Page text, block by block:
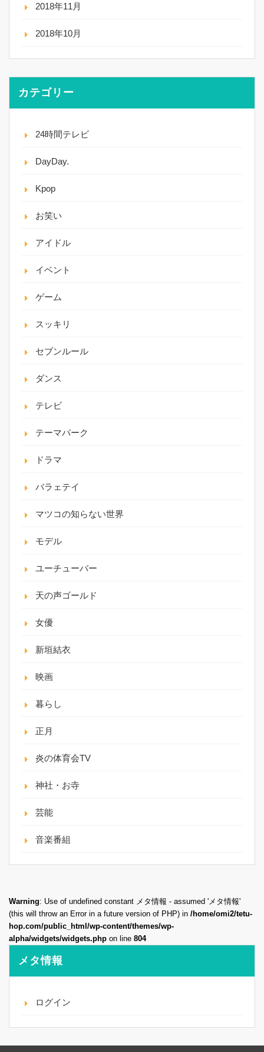
2018年11月
2018年10月
カテゴリー
24時間テレビ
DayDay.
Kpop
お笑い
アイドル
イベント
ゲーム
スッキリ
セブンルール
ダンス
テレビ
テーマパーク
ドラマ
バラェテイ
マツコの知らない世界
モデル
ユーチューバー
天の声ゴールド
女優
新垣結衣
映画
暮らし
正月
炎の体育会TV
神社・お寺
芸能
音楽番組
Warning: Use of undefined constant メタ情報 - assumed 'メタ情報'
(this will throw an Error in a future version of PHP) in /home/omi2/tetu-
hop.com/public_html/wp-content/themes/wp-
alpha/widgets/widgets.php on line 804
メタ情報
ログイン